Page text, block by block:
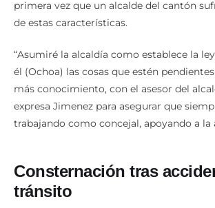
de estas características.
él (Ochoa) las cosas que estén
más conocimiento, con el asesor del
expresa Jimenez para asegurar que
trabajando como concejal, apoyando a la
tránsito
Autoridades, municipalidades,